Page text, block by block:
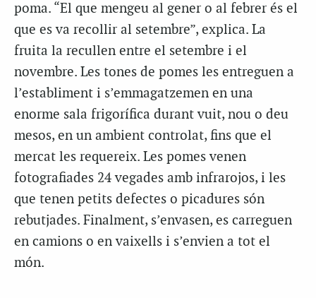
poma. “El que mengeu al gener o al febrer és el
que es va recollir al setembre”, explica. La
fruita la recullen entre el setembre i el
novembre. Les tones de pomes les entreguen a
l’establiment i s’emmagatzemen en una
enorme sala frigorífica durant vuit, nou o deu
mesos, en un ambient controlat, fins que el
mercat les requereix. Les pomes venen
fotografiades 24 vegades amb infrarojos, i les
que tenen petits defectes o picadures són
rebutjades. Finalment, s’envasen, es carreguen
en camions o en vaixells i s’envien a tot el
món.